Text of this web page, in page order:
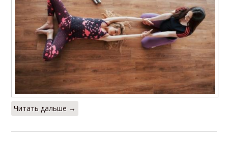
Читать дальше →